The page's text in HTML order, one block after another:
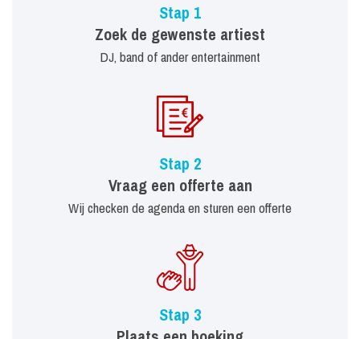
Stap 1
Zoek de gewenste artiest
DJ, band of ander entertainment
Stap 2
Vraag een offerte aan
Wij checken de agenda en sturen een offerte
Stap 3